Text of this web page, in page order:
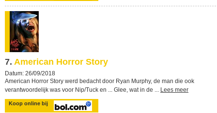
7. American Horror Story
Datum: 26/09/2018
American Horror Story werd bedacht door Ryan Murphy, de man die ook
verantwoordelijk was voor Nip/Tuck en ... Glee, wat in de ... Lees meer
Koop online bij